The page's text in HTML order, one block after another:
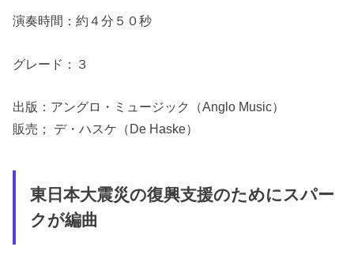
演奏時間：約４分５０秒
グレード：３
出版：アングロ・ミュージック（Anglo Music）
販売； デ・ハスケ（De Haske）
東日本大震災の復興支援のためにスパー
クが編曲